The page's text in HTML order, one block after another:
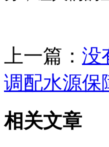
上一篇： 没
调配水源保
相关文章